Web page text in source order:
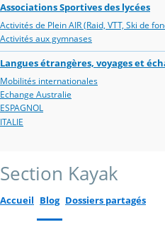
Associations Sportives des lycées
Activités de Plein AIR (Raid, VTT, Ski de
Activités aux gymnases
Langues étrangères, voyages et
Mobilités internationales
Echange Australie
ESPAGNOL
ITALIE
Section Kayak
Accueil Blog Dossiers partagés